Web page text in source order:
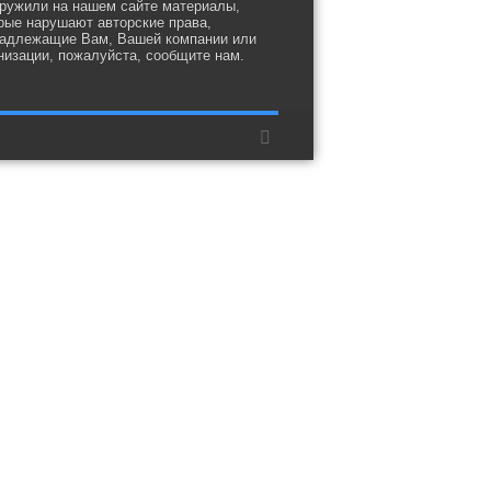
на нашем сайте материалы,
нарушают авторские права,
Вам, Вашей компании или
пожалуйста, сообщите нам.